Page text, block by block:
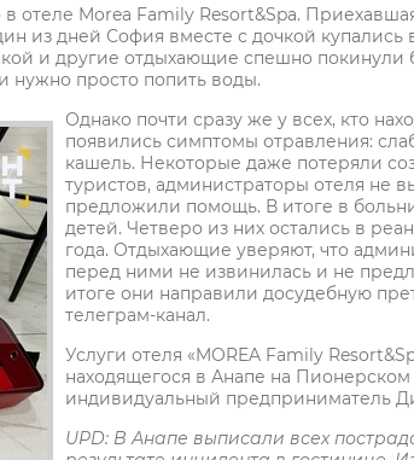
отеле Morea Family Resort&Spa.
из дней София вместе с дочкой купались
и другие отдыхающие спешно покинули
нужно просто попить воды.
Однако почти сразу же у всех, кто
появились симптомы отравления:
кашель. Некоторые даже потеряли
туристов, администраторы отеля не
предложили помощь. В итоге в
детей. Четверо из них остались в
года. Отдыхающие уверяют, что
перед ними не извинилась и не
итоге они направили досудебную
телеграм-канал.
Услуги отеля «MOREA Family
находящегося в Анапе на Пионерском
индивидуальный предприниматель
UPD: В Анапе выписали всех